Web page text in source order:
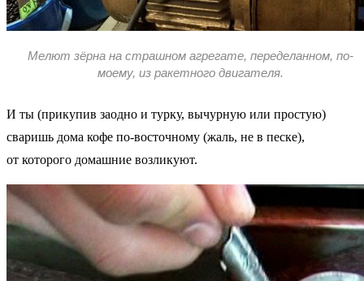
Мелют зёрна на страшном агрегате, переделанном, по-
моему, из ракетного двигателя.
И ты (прикупив заодно и турку, вычурную или простую)
сваришь дома кофе по-восточному (жаль, не в песке),
от которого домашние возликуют.